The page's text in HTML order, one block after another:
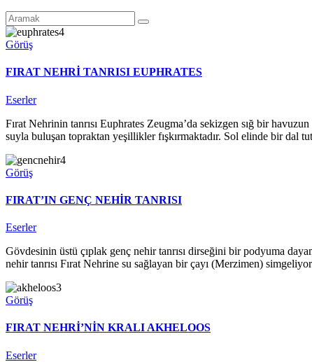
Görüş
FIRAT NEHRİ TANRISI EUPHRATES
Eserler
Fırat Nehrinin tanrısı Euphrates Zeugma’da sekizgen sığ bir
suyla buluşan topraktan yeşillikler fışkırmaktadır. Sol elinde bir dal
Görüş
FIRAT’IN GENÇ NEHİR TANRISI
Eserler
Gövdesinin üstü çıplak genç nehir tanrısı dirseğini bir podyuma
nehir tanrısı Fırat Nehrine su sağlayan bir çayı (Merzimen)
Görüş
FIRAT NEHRİ’NİN KRALI AKHELOOS
Eserler